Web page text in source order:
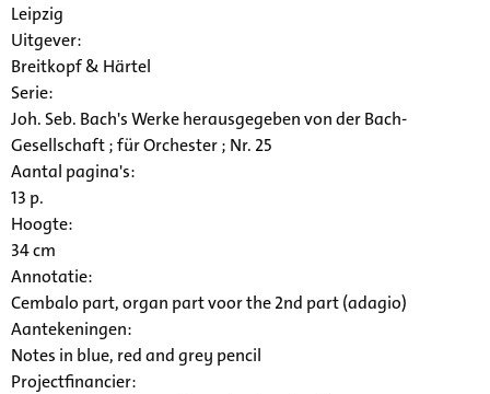
Leipzig
Uitgever:
Breitkopf & Härtel
Serie:
Joh. Seb. Bach's Werke herausgegeben von der Bach-
Gesellschaft ; für Orchester ; Nr. 25
Aantal pagina's:
13 p.
Hoogte:
34 cm
Annotatie:
Cembalo part, organ part voor the 2nd part (adagio)
Aantekeningen:
Notes in blue, red and grey pencil
Projectfinancier: